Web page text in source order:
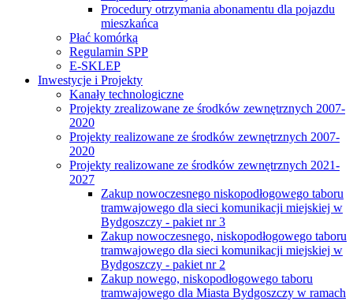
Procedury otrzymania abonamentu dla pojazdu
mieszkańca
Płać komórką
Regulamin SPP
E-SKLEP
Inwestycje i Projekty
Kanały technologiczne
Projekty zrealizowane ze środków zewnętrznych 2007-
2020
Projekty realizowane ze środków zewnętrznych 2007-
2020
Projekty realizowane ze środków zewnętrznych 2021-
2027
Zakup nowoczesnego niskopodłogowego taboru
tramwajowego dla sieci komunikacji miejskiej w
Bydgoszczy - pakiet nr 3
Zakup nowoczesnego, niskopodłogowego taboru
tramwajowego dla sieci komunikacji miejskiej w
Bydgoszczy - pakiet nr 2
Zakup nowego, niskopodłogowego taboru
tramwajowego dla Miasta Bydgoszczy w ramach